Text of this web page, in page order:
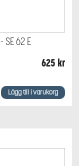
SE 62 E
625 kr
Lägg till i varukorg